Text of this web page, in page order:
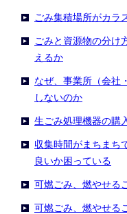
ごみ集積場所がカラ
ごみと資源物の分け
えるか
なぜ、事業所（会社
しないのか
生ごみ処理機器の購
収集時間がまちまち
良いか困っている
可燃ごみ、燃やせる
可燃ごみ、燃やせる